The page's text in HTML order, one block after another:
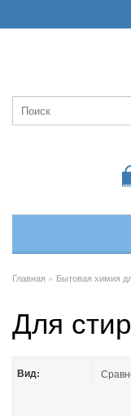
Главная » Бытовая химия
Для
Вид: